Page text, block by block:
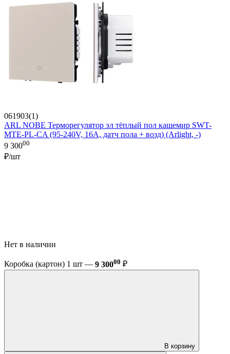
061903(1)
ARL NOBE Терморегулятор эл тёплый пол кашемир SWT-
MTE-PL-CA (95-240V, 16A, датч пола + возд) (Arlight, -)
9 30000
₽/шт
Нет в наличии
Коробка (картон) 1 шт — 9 30000 ₽
В корзину